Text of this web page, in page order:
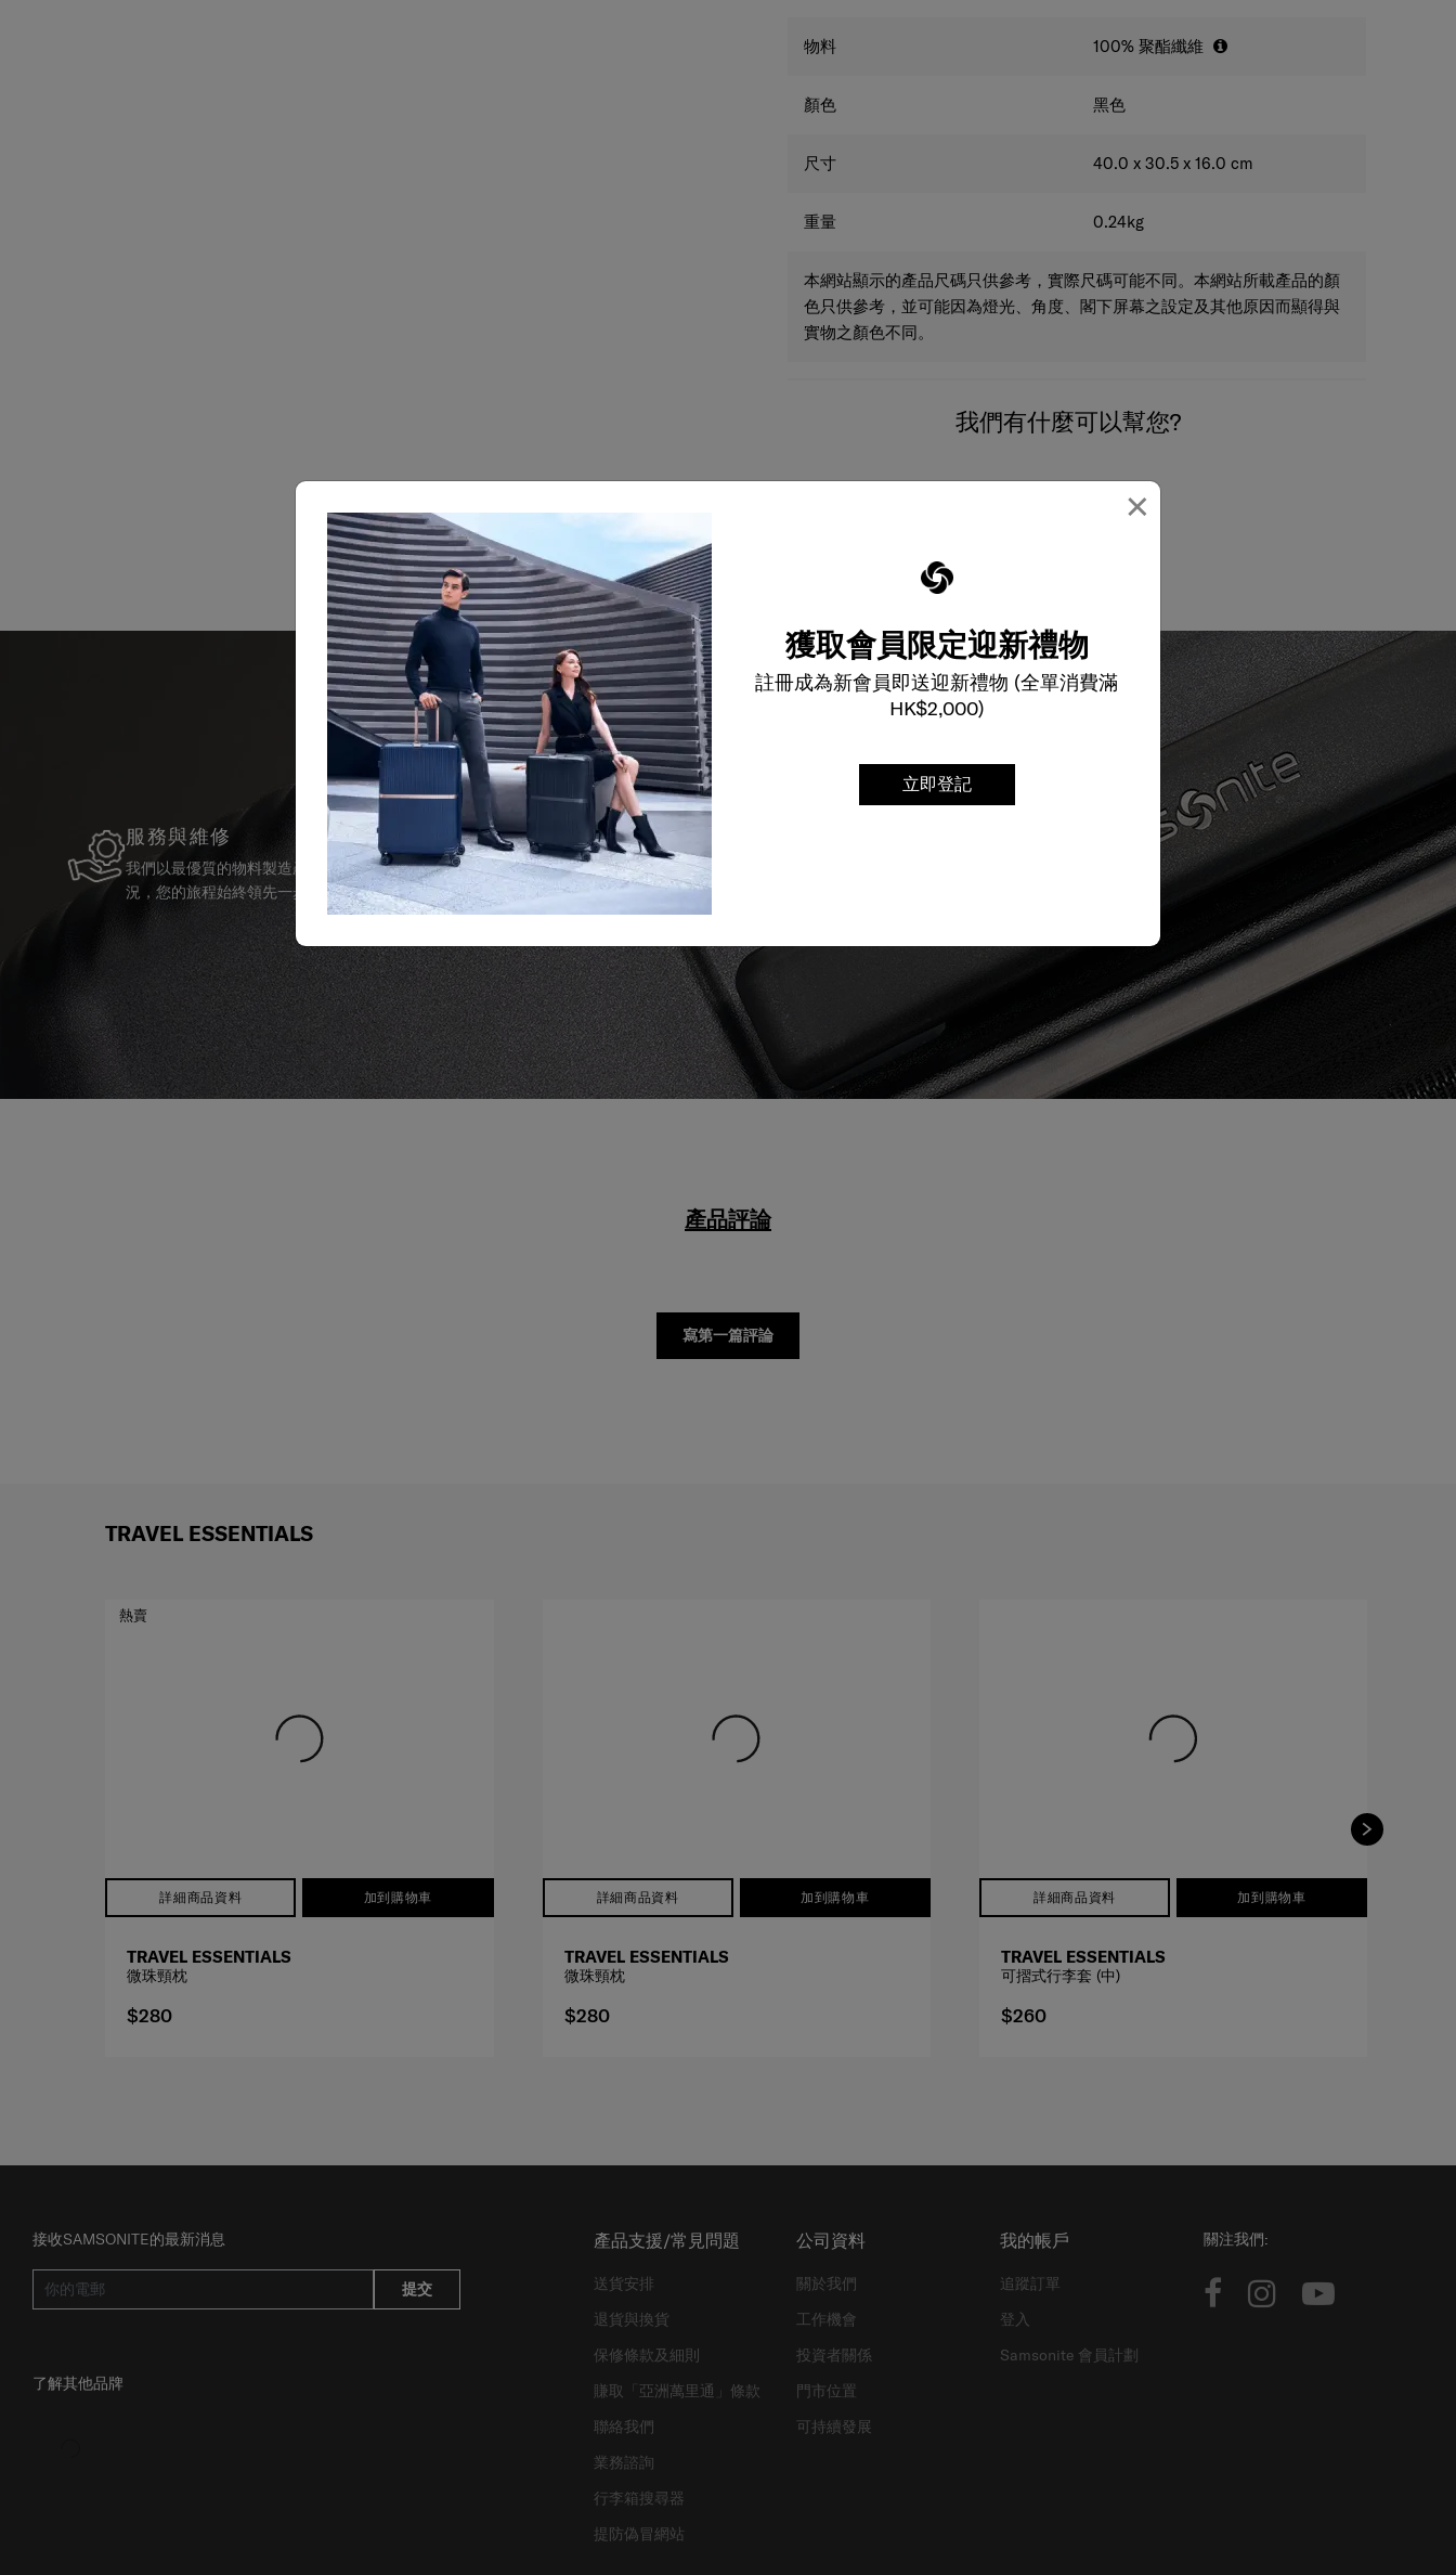
×
獲取會員限定迎新禮物
註冊成為新會員即送迎新禮物 (全單消費滿
HK$2,000)
立即登記
物料 100% 聚酯纖維
顏色 黑色
尺寸 40.0 x 30.5 x 16.0 cm
重量 0.24kg
本網站顯示的產品尺碼只供參考，實際尺碼可能不同。本網站所載產品的顏
色只供參考，並可能因為燈光、角度、閣下屏幕之設定及其他原因而顯得與
實物之顏色不同。
我們有什麼可以幫您?
服務與維修
我們以最優質的物料製造產品，並提供可靠的服務支援，確保無論任何情
況，您的旅程始終領先一步。
產品評論
寫第一篇評論
TRAVEL ESSENTIALS
詳細商品資料 加到購物車
熱賣
TRAVEL ESSENTIALS
微珠頸枕
$280
詳細商品資料 加到購物車
TRAVEL ESSENTIALS
微珠頸枕
$280
詳細商品資料 加到購物車
TRAVEL ESSENTIALS
可摺式行李套 (中)
$260
接收SAMSONITE的最新消息
提交
了解其他品牌
產品支援/常見問題
送貨安排
退貨與換貨
保修條款及細則
賺取「亞洲萬里通」條款
聯絡我們
業務諮詢
行李箱搜尋器
提防偽冒網站
公司資料
關於我們
工作機會
投資者關係
門市位置
可持續發展
我的帳戶
追蹤訂單
登入
Samsonite 會員計劃
關注我們: